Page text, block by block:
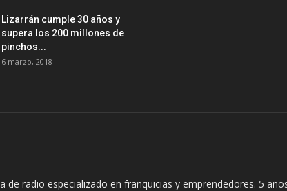
Lizarrán cumple 30 años y
supera los 200 millones de
pinchos...
6 marzo, 2018
de radio especializado en franquicias y emprendedores. 5